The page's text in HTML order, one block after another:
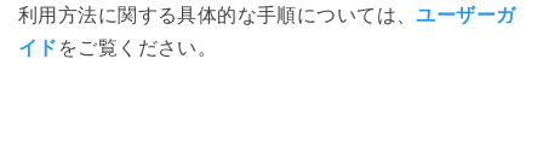
利用方法に関する具体的な手順については、ユーザーガ
イド をご覧ください。